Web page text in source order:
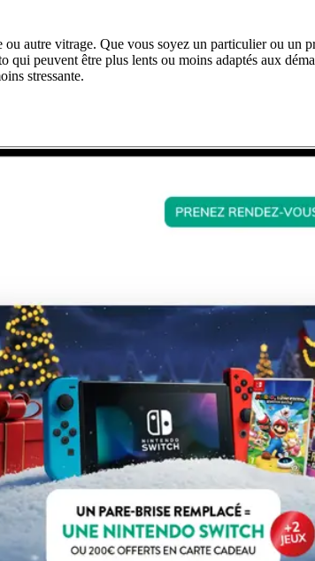
autre vitrage. Que vous soyez un particulier ou un
peuvent être plus lents ou moins adaptés aux
stressante.